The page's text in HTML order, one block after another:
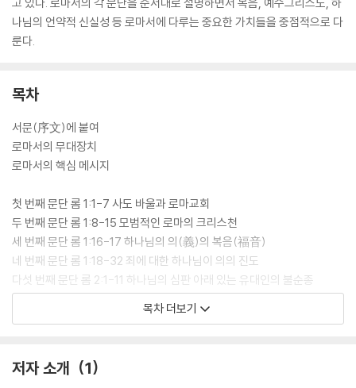
나님의 언약적 신실성 등 로마서에 다루는 중요한 가치들을 중점적으로 다
룬다.
목차
서문(序文)에 붙여
로마서의 무대장치
로마서의 핵심 메시지
첫 번째 문단 롬 1:1-7 사도 바울과 로마교회
두 번째 문단 롬 1:8-15 모범적인 로마의 크리스천
세 번째 문단 롬 1:16-17 하나님의 의(義)의 복음(福音)
네 번째 문단 롬 1:18-32 죄에 대한 하나님이 의의 진도
다섯 번째 문단 롬 2:1-11 하나님의 심판 아래 있는 유대인의 불순종
여섯 번째 문단 롬 2:12-29 유대인과 률법, 그리고 할례
일곱 번째 문단 롬 3:1-8 유대인에 대한 하나님의 언약적 신실성
스도의 십자가 사건
목차 더보기
저자 소개 1